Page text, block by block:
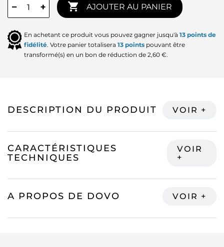
− +  AJOUTER AU PANIER
En achetant ce produit vous pouvez gagner jusqu'à 13 points de
fidélité. Votre panier totalisera 13 points pouvant être
transformé(s) en un bon de réduction de 2,60 €.
DESCRIPTION DU PRODUIT
CARACTÉRISTIQUES
TECHNIQUES
A PROPOS DE DOVO